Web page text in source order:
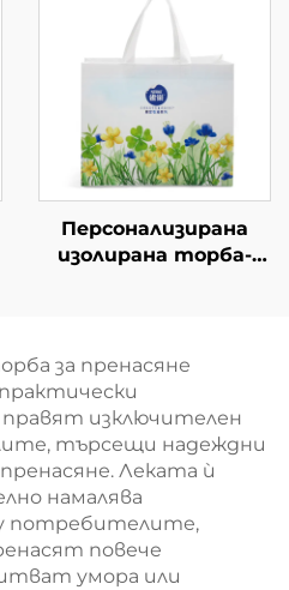
цветове за уличен
стил
Персонализирана
изолирана торба-
термична торба с
принт на птици и
цветя
за пренасяне
изключителен
търсещи надеждни
Леката ѝ
намалява
потребителите,
повече
умора или